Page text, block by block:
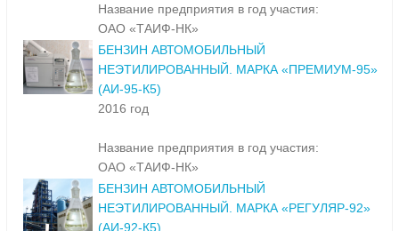
Название предприятия в год участия:
ОАО «ТАИФ-НК»
БЕНЗИН АВТОМОБИЛЬНЫЙ
НЕЭТИЛИРОВАННЫЙ. МАРКА «ПРЕМИУМ-95»
(АИ-95-К5)
2016 год
Название предприятия в год участия:
ОАО «ТАИФ-НК»
БЕНЗИН АВТОМОБИЛЬНЫЙ
НЕЭТИЛИРОВАННЫЙ. МАРКА «РЕГУЛЯР-92»
(АИ-92-К5)